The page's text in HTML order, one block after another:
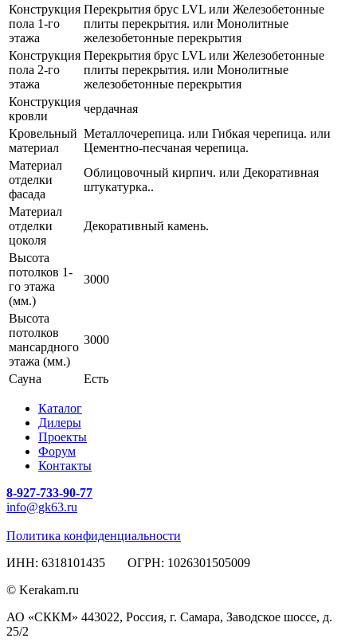
Конструкция
пола 1-го
этажа
Перекрытия брус LVL или Железобетонные
плиты перекрытия. или Монолитные
железобетонные перекрытия
Конструкция
пола 2-го
этажа
Перекрытия брус LVL или Железобетонные
плиты перекрытия. или Монолитные
железобетонные перекрытия
Конструкция
кровли
чердачная
Кровельный
материал
Металлочерепица. или Гибкая черепица. или
Цементно-песчаная черепица.
Материал
отделки
фасада
Облицовочный кирпич. или Декоративная
штукатурка..
Материал
отделки
цоколя
Декоративный камень.
Высота
потолков 1-
го этажа
(мм.)
3000
Высота
потолков
мансардного
этажа (мм.)
3000
Сауна Есть
Каталог
Дилеры
Проекты
Форум
Контакты
8-927-733-90-77
info@gk63.ru
Политика конфиденциальности
ИНН: 6318101435 ОГРН: 1026301505009
© Kerakam.ru
АО «СККМ» 443022, Россия, г. Самара, Заводское шоссе, д.
25/2